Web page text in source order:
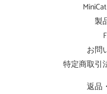
製
お問
特定商取引
返品